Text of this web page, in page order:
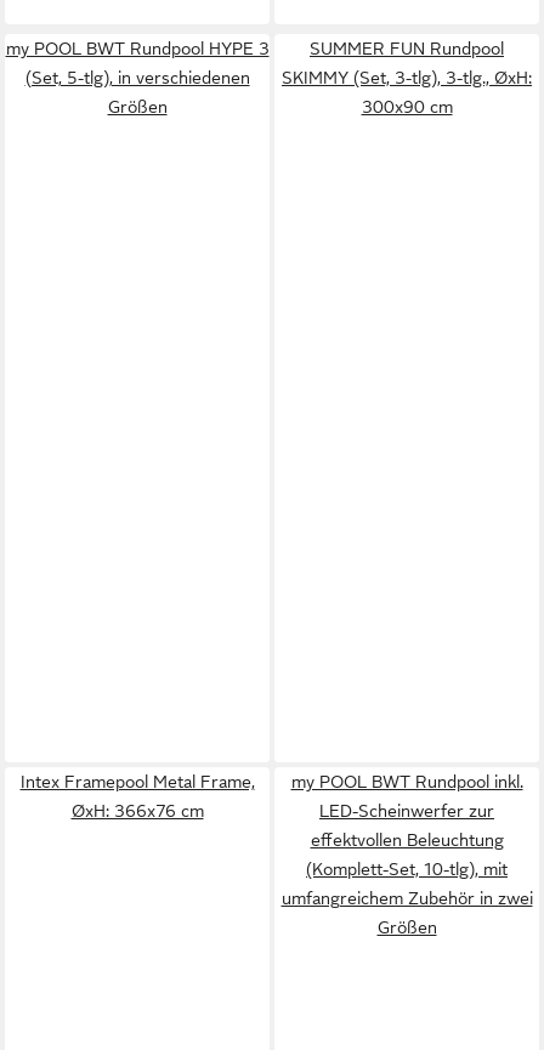
my POOL BWT Rundpool HYPE 3
(Set, 5-tlg), in verschiedenen
Größen
SUMMER FUN Rundpool
SKIMMY (Set, 3-tlg), 3-tlg., ØxH:
300x90 cm
Intex Framepool Metal Frame,
ØxH: 366x76 cm
my POOL BWT Rundpool inkl.
LED-Scheinwerfer zur
effektvollen Beleuchtung
(Komplett-Set, 10-tlg), mit
umfangreichem Zubehör in zwei
Größen